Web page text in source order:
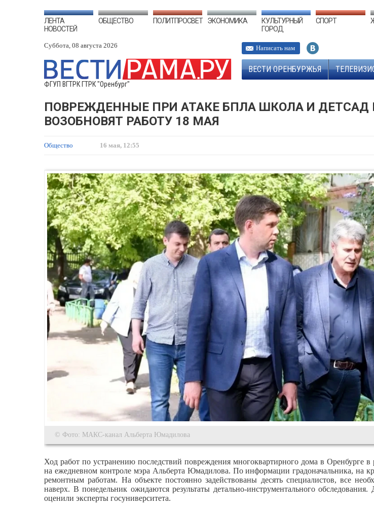
ЛЕНТА
НОВОСТЕЙ
ОБЩЕСТВО ПОЛИТПРОСВЕТ ЭКОНОМИКА
КУЛЬТУРНЫЙ
ГОРОД
СПОРТ
Суббота, 08 августа 2026
ФГУП ВГТРК ГТРК "Оренбург"
Написать нам
ВЕСТИ ОРЕНБУРЖЬЯ
ПОВРЕЖДЕННЫЕ ПРИ АТАКЕ БПЛА ШКОЛА И ДЕТСАД
ВОЗОБНОВЯТ РАБОТУ 18 МАЯ
Общество 16 мая, 12:55
© Фото: МАКС-канал Альберта Юмадилова
Ход работ по устранению последствий повреждения многоквартирного дома в Оренбурге в
на ежедневном контроле мэра Альберта Юмадилова. По информации градоначальника, на
ремонтным работам. На объекте постоянно задействованы десять специалистов, все
наверх. В понедельник ожидаются результаты детально‑инструментального
оценили эксперты госуниверситета.